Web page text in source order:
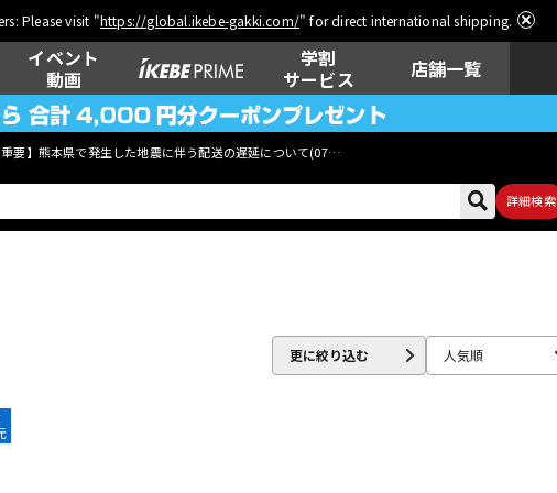
Please visit "https://global.ikebe-gakki.com/" for direct international shipping.
イベント
動画
学割
サービス
店舗一覧
重要】熊本県で発生した地震に伴う配送の遅延について(07月29日
詳細検索
更に絞り込む 人気順